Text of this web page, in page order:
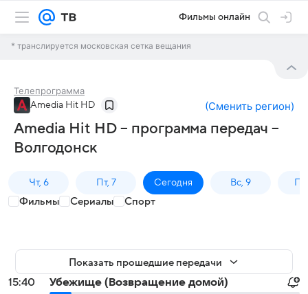
Фильмы онлайн
* транслируется московская сетка вещания
Телепрограмма
Amedia Hit HD (Сменить регион)
Amedia Hit HD – программа передач –
Волгодонск
Чт, 6 Пт, 7 Сегодня Вс, 9
Фильмы Сериалы Спорт
Показать прошедшие передачи
15:40
Убежище (Возвращение домой)